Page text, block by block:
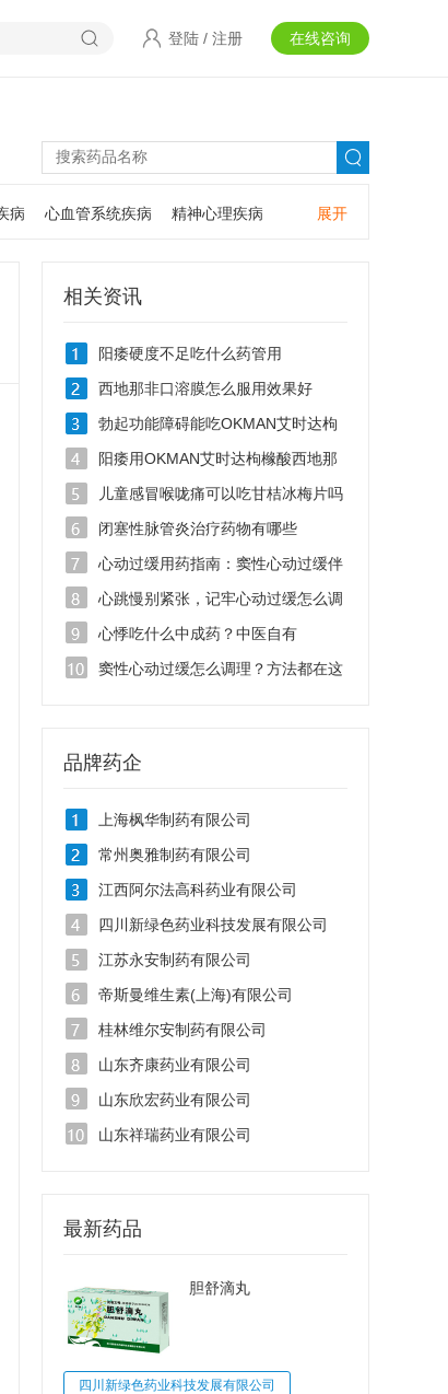
在线咨询
登陆 / 注册
展开
病 心血管系统疾病 精神心理疾病
相关资讯
阳痿硬度不足吃什么药管用
西地那非口溶膜怎么服用效果好
勃起功能障碍能吃OKMAN艾时达枸
橼酸西地那非口溶膜吗？
阳痿用OKMAN艾时达枸橼酸西地那
非口溶膜多久起效
儿童感冒喉咙痛可以吃甘桔冰梅片吗
闭塞性脉管炎治疗药物有哪些
心动过缓用药指南：窦性心动过缓伴
不齐吃什么药
心跳慢别紧张，记牢心动过缓怎么调
理，帮助心脏“动”起来
心悸吃什么中成药？中医自有
安”心”之道
窦性心动过缓怎么调理？方法都在这
品牌药企
上海枫华制药有限公司
常州奥雅制药有限公司
江西阿尔法高科药业有限公司
四川新绿色药业科技发展有限公司
江苏永安制药有限公司
帝斯曼维生素(上海)有限公司
桂林维尔安制药有限公司
山东齐康药业有限公司
山东欣宏药业有限公司
山东祥瑞药业有限公司
最新药品
胆舒滴丸
四川新绿色药业科技发展有限公司